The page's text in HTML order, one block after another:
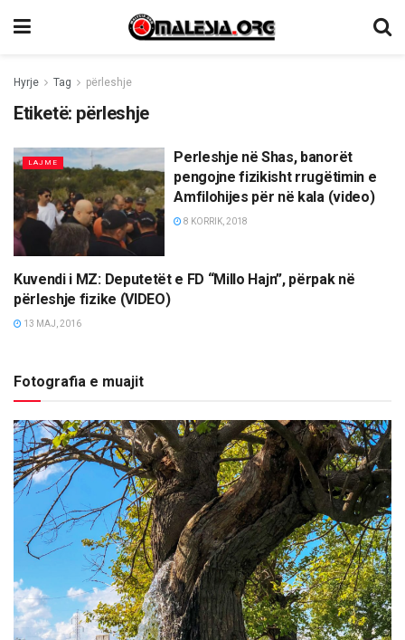
Hyrje Tag përleshje
Etiketë: përleshje
LAJME
Perleshje në Shas, banorët
pengojne fizikisht rrugëtimin e
Amfilohijes për në kala (video)
8 KORRIK, 2018
LAJME
Kuvendi i MZ: Deputetët e FD “Millo Hajn”, përpak në
përleshje fizike (VIDEO)
13 MAJ, 2016
Fotografia e muajit